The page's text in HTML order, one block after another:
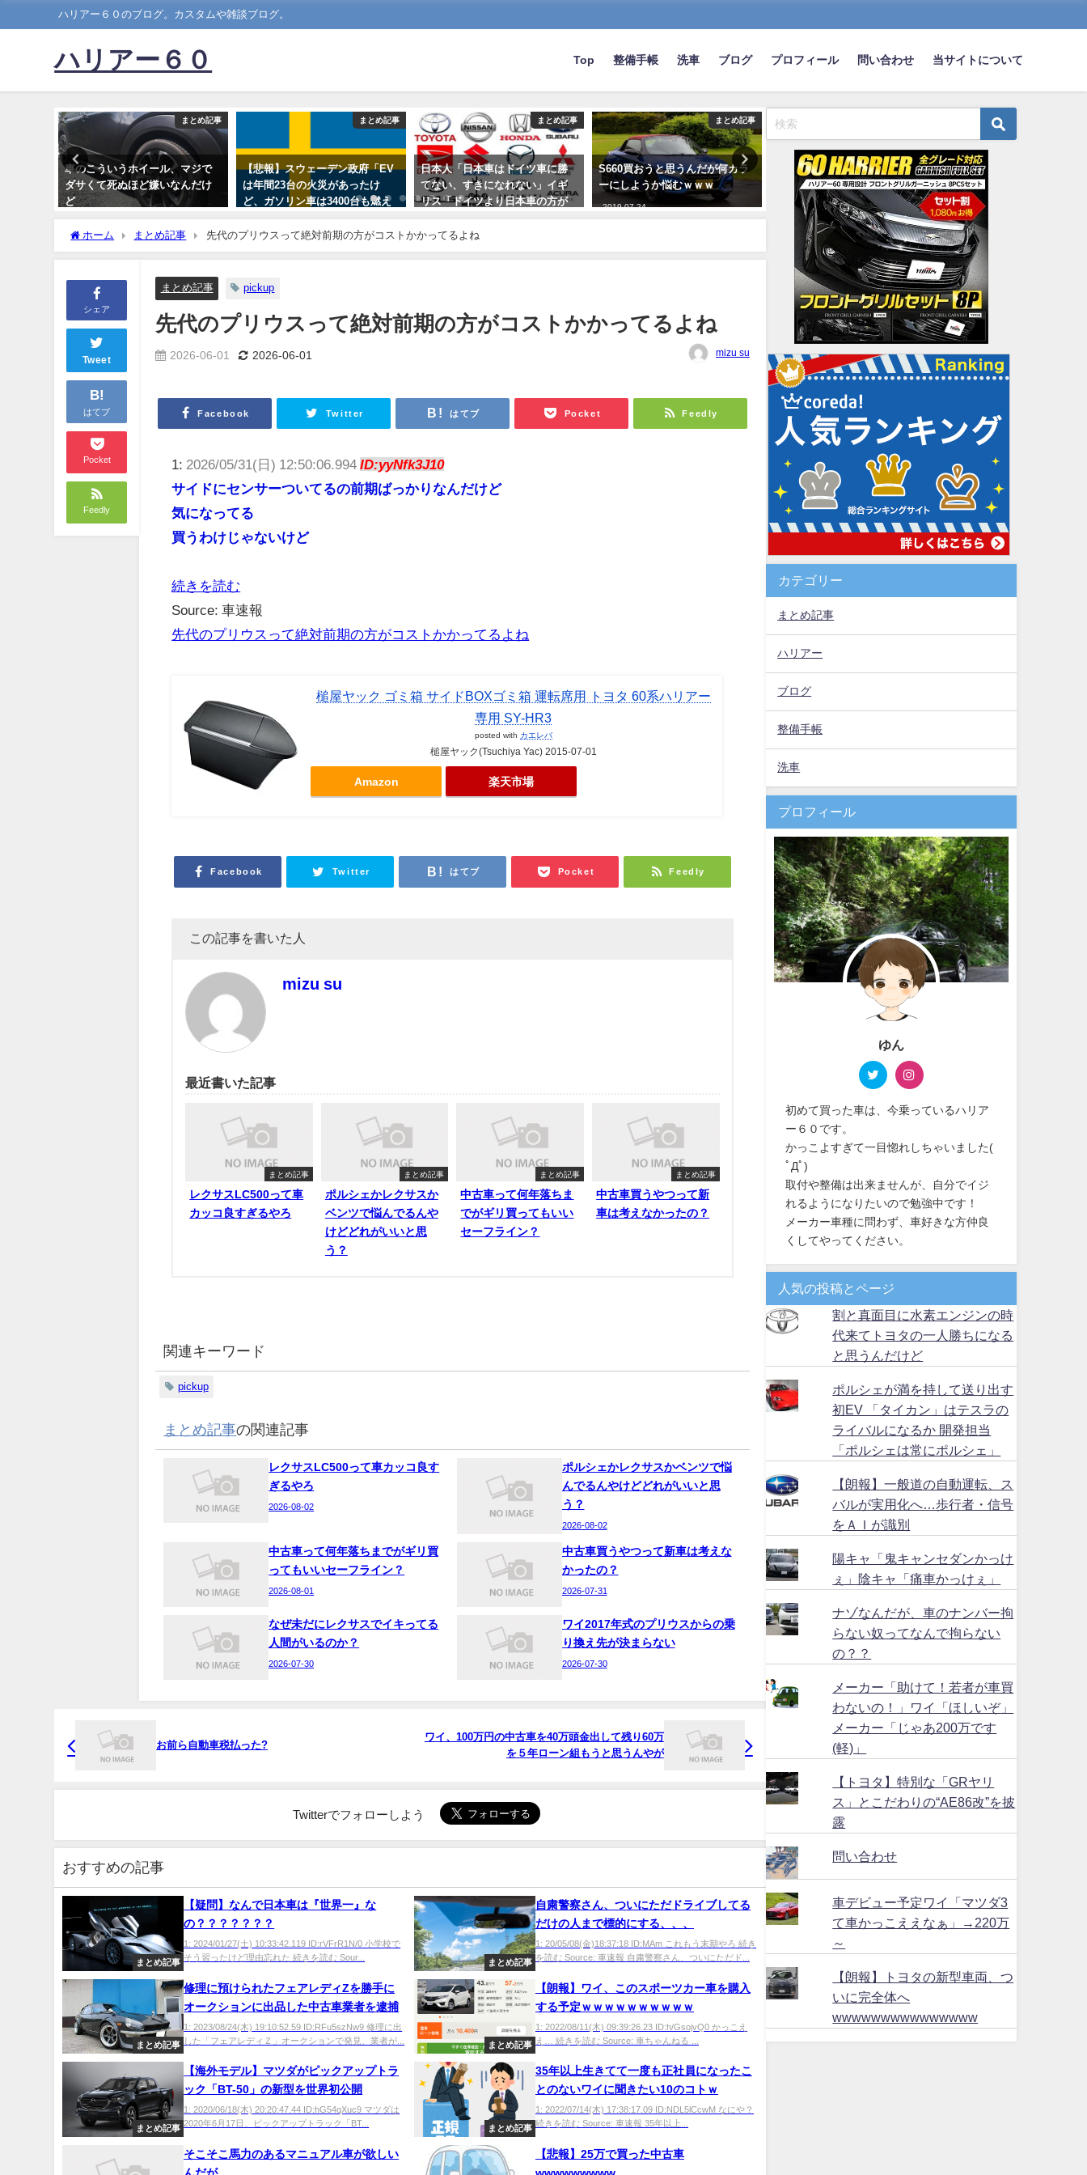
ハリアー６０のブログ。カスタムや雑談ブログ。
ハリアー６０ Top 整備手帳 洗車 ブログ プロフィール 問い合わせ 当サイトについて
まとめ記事
車のこういうホイール、マジで
ダサくて死ぬほど嫌いなんだけ
ど
まとめ記事
【悲報】スウェーデン政府「EV
は年間23台の火災があったけ
ど、ガソリン車は3400台も燃え
たw」
2023-05-15
まとめ記事
日本人「日本車はドイツ車に勝
てない、すきになれない」イギ
リス「ドイツより日本車の方が
すこ」
2020-11-21
まとめ記事
S660買おうと思うんだが何カラ
ーにしようか悩むｗｗｗ
2019-07-24
メルセデス「ウニモグ」が“車史
上最強”と呼ばれるハンパないス
ペック
2021-09-10
【悲報】日産、ロシアから
撤退 現地の研究所に売却
2022-10-11
ホーム まとめ記事 先代のプリウスって絶対前期の方がコストかかってるよね
シェア
Tweet
B!
はてブ
Pocket
Feedly
まとめ記事 pickup
先代のプリウスって絶対前期の方がコストかかってるよね
2026-06-01 2026-06-01 mizu su
Facebook Twitter はてブ Pocket Feedly
1: 2026/05/31(日) 12:50:06.994ID:yyNfk3J10
サイドにセンサーついてるの前期ばっかりなんだけど
気になってる
買うわけじゃないけど
続きを読む
Source: 車速報
先代のプリウスって絶対前期の方がコストかかってるよね
槌屋ヤック ゴミ箱 サイドBOXゴミ箱 運転席用 トヨタ 60系ハリアー
専用 SY-HR3
posted with カエレバ
槌屋ヤック(Tsuchiya Yac) 2015-07-01
Amazon 楽天市場
Facebook Twitter はてブ Pocket Feedly
この記事を書いた人
mizu su
最近書いた記事
まとめ記事
レクサスLC500って車
カッコ良すぎるやろ
まとめ記事
ポルシェかレクサスか
ベンツで悩んでるんや
けどどれがいいと思
う？
まとめ記事
中古車って何年落ちま
でがギリ買ってもいい
セーフライン？
まとめ記事
中古車買うやつって新
車は考えなかったの？
関連キーワード
pickup
まとめ記事の関連記事
レクサスLC500って車カッコ良す
ぎるやろ
2026-08-02
ポルシェかレクサスかベンツで悩
んでるんやけどどれがいいと思
う？
2026-08-02
中古車って何年落ちまでがギリ買
ってもいいセーフライン？
2026-08-01
中古車買うやつって新車は考えな
かったの？
2026-07-31
なぜ未だにレクサスでイキってる
人間がいるのか？
2026-07-30
ワイ2017年式のプリウスからの乗
り換え先が決まらない
2026-07-30
お前ら自動車税払った?
ワイ、100万円の中古車を40万頭金出して残り60万
を５年ローン組もうと思うんやが
Twitterでフォローしよう
おすすめの記事
まとめ記事
【疑問】なんで日本車は『世界一』な
の？？？？？？？
1: 2024/01/27(土) 10:33:42.119 ID:rVFrR1N/0 小学校で
そう習ったけど理由忘れた 続きを読む Sour...
まとめ記事
自粛警察さん、ついにただドライブしてる
だけの人まで標的にする、、、
1: 20/05/08(金)18:37:18 ID:MAm これもう末期やろ 続き
を読む Source: 車速報 自粛警察さん、ついにただド...
まとめ記事
修理に預けられたフェアレディZを勝手に
オークションに出品した中古車業者を逮捕
1: 2023/08/24(木) 19:10:52.59 ID:RFu5szNw9 修理に出
した「フェアレディＺ」オークションで発見、業者が...
まとめ記事
【朗報】ワイ、このスポーツカー車を購入
する予定ｗｗｗｗｗｗｗｗｗｗ
1: 2022/08/11(木) 09:39:26.23 ID:h/GsojvQ0 かっこえ
え… 続きを読む Source: 車ちゃんねる ...
まとめ記事
【海外モデル】マツダがピックアップトラ
ック「BT-50」の新型を世界初公開
1: 2020/06/18(木) 20:20:47.44 ID:hG54qXuc9 マツダは
2020年6月17日、ピックアップトラック「BT...
まとめ記事
35年以上生きてて一度も正社員になったこ
とのないワイに聞きたい10のコトｗ
1: 2022/07/14(木) 17:38:17.09 ID:NDL5lCcwM なにや？
続きを読む Source: 車速報 35年以上...
そこそこ馬力のあるマニュアル車が欲しい
んだが
【悲報】25万で買った中古車
wwwwwwwww
カテゴリー
まとめ記事
ハリアー
ブログ
整備手帳
洗車
プロフィール
ゆん
初めて買った車は、今乗っているハリア
ー６０です。
かっこよすぎて一目惚れしちゃいました(
ﾟДﾟ)
取付や整備は出来ませんが、自分でイジ
れるようになりたいので勉強中です！
メーカー車種に問わず、車好きな方仲良
くしてやってください。
人気の投稿とページ
割と真面目に水素エンジンの時
代来てトヨタの一人勝ちになる
と思うんだけど
ポルシェが満を持して送り出す
初EV 「タイカン」はテスラの
ライバルになるか 開発担当
「ポルシェは常にポルシェ」
【朗報】一般道の自動運転、ス
バルが実用化へ…歩行者・信号
をＡＩが識別
陽キャ「鬼キャンセダンかっけ
ぇ」陰キャ「痛車かっけぇ」
ナゾなんだが、車のナンバー拘
らない奴ってなんで拘らない
の？？
メーカー「助けて！若者が車買
わないの！」ワイ「ほしいぞ」
メーカー「じゃあ200万です
(軽)」
【トヨタ】特別な「GRヤリ
ス」とこだわりの“AE86改”を披
露
問い合わせ
車デビュー予定ワイ「マツダ3
て車かっこええなぁ」→220万
～
【朗報】トヨタの新型車両、つ
いに完全体へ
wwwwwwwwwwwwwww